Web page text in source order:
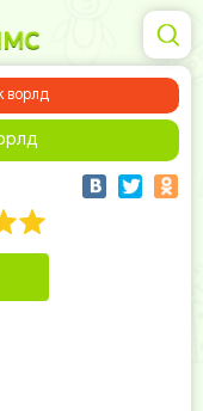
ворлд